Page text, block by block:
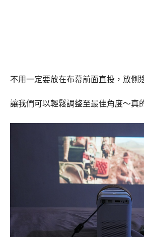
不用一定要放在布幕前面直投，放側
讓我們可以輕鬆調整至最佳角度～真